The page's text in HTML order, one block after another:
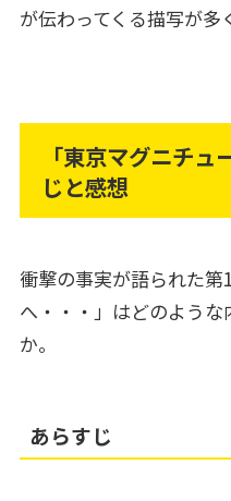
が伝わってくる描写が多
「東京マグニチ
じと感想
衝撃の事実が語られた
へ・・・」はどのよう
か。
あらすじ